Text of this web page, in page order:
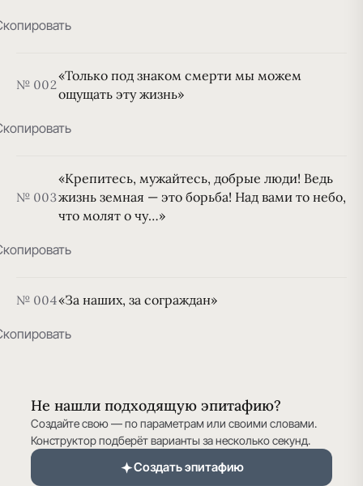
№ 002
«Только под знаком смерти мы можем
ощущать эту жизнь»
№ 003
«Крепитесь, мужайтесь, добрые люди! Ведь
жизнь земная — это борьба! Над вами то небо,
что молят о чу…»
№ 004«За наших, за сограждан»
Не нашли подходящую эпитафию?
Создайте свою — по параметрам или своими словами.
Конструктор подберёт варианты за несколько секунд.
Создать эпитафию